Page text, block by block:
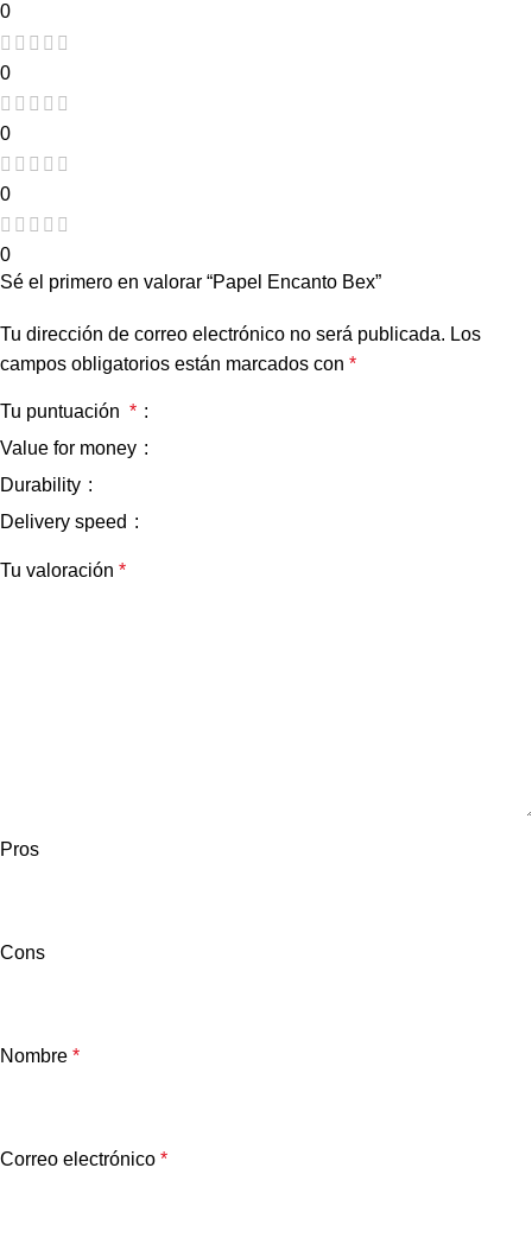
0
0
0
0
0
Sé el primero en valorar “Papel Encanto Bex”
Tu dirección de correo electrónico no será publicada. Los
campos obligatorios están marcados con *
Tu puntuación *
Value for money
Durability
Delivery speed
Tu valoración *
Pros
Cons
Nombre *
Correo electrónico *